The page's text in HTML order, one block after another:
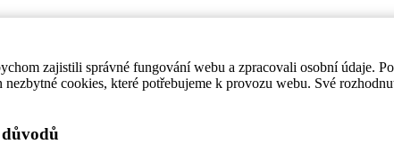
zajistili správné fungování webu a zpracovali osobní údaje.
cookies, které potřebujeme k provozu webu. Své